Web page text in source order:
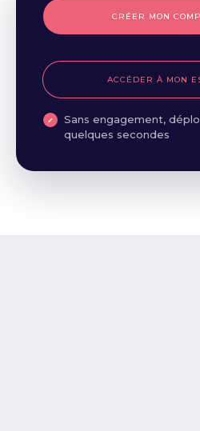
CRÉER MON
ACCÉDER À MON
Sans engagement,
quelques secondes